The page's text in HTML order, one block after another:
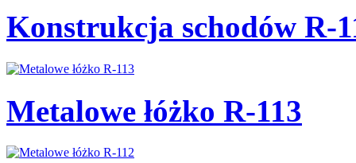
Konstrukcja schodów R-
Metalowe łóżko R-113